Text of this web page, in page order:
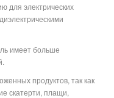
для электрических
имеет больше
продуктов, так как
скатерти, плащи,